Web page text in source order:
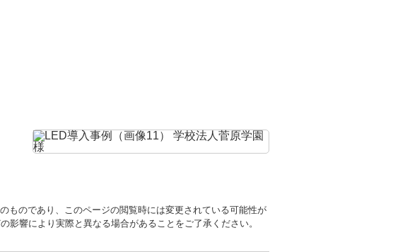
ものであり、このページの閲覧時には変更されている可能性が
影響により実際と異なる場合があることをご了承ください。